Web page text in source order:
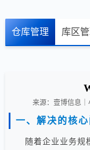
仓库管理 库区
来源：壹博信息｜
一、解决的核心
随着企业业务规